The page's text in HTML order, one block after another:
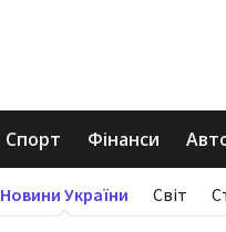
Спорт Фінанси
Новини України Світ